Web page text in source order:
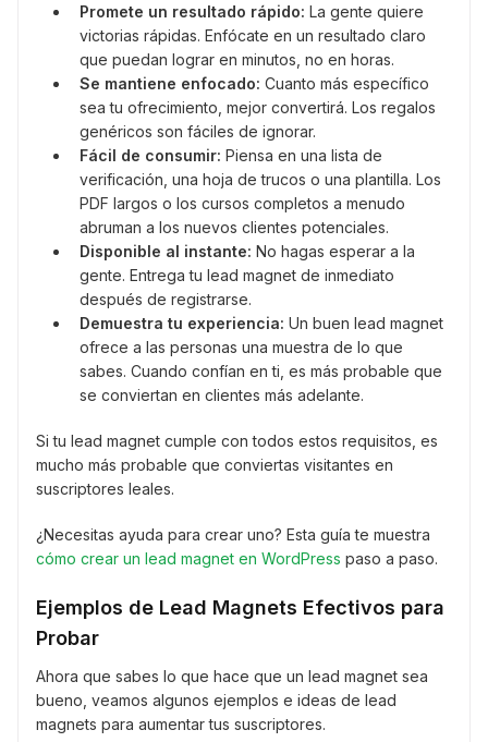
Promete un resultado rápido: La gente quiere
victorias rápidas. Enfócate en un resultado claro
que puedan lograr en minutos, no en horas.
Se mantiene enfocado: Cuanto más específico
sea tu ofrecimiento, mejor convertirá. Los regalos
genéricos son fáciles de ignorar.
Fácil de consumir: Piensa en una lista de
verificación, una hoja de trucos o una plantilla. Los
PDF largos o los cursos completos a menudo
abruman a los nuevos clientes potenciales.
Disponible al instante: No hagas esperar a la
gente. Entrega tu lead magnet de inmediato
después de registrarse.
Demuestra tu experiencia: Un buen lead magnet
ofrece a las personas una muestra de lo que
sabes. Cuando confían en ti, es más probable que
se conviertan en clientes más adelante.
Si tu lead magnet cumple con todos estos requisitos, es
mucho más probable que conviertas visitantes en
suscriptores leales.
¿Necesitas ayuda para crear uno? Esta guía te muestra
cómo crear un lead magnet en WordPress paso a paso.
Ejemplos de Lead Magnets Efectivos para
Probar
Ahora que sabes lo que hace que un lead magnet sea
bueno, veamos algunos ejemplos e ideas de lead
magnets para aumentar tus suscriptores.